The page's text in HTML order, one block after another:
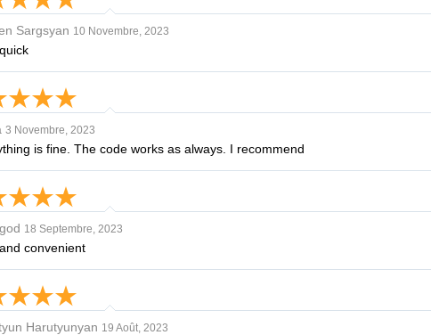
Sargsyan 10 Novembre, 2023
3 Novembre, 2023
is fine. The code works as always. I recommend
18 Septembre, 2023
convenient
Harutyunyan 19 Août, 2023